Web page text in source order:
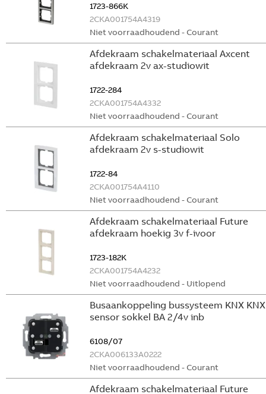
1723-866K
2CKA001754A4319
Niet voorraadhoudend - Courant
Afdekraam schakelmateriaal Axcent
afdekraam 2v ax-studiowit
1722-284
2CKA001754A4332
Niet voorraadhoudend - Courant
Afdekraam schakelmateriaal Solo
afdekraam 2v s-studiowit
1722-84
2CKA001754A4110
Niet voorraadhoudend - Courant
Afdekraam schakelmateriaal Future
afdekraam hoekig 3v f-ivoor
1723-182K
2CKA001754A4232
Niet voorraadhoudend - Uitlopend
Busaankoppeling bussysteem KNX KNX
sensor sokkel BA 2/4v inb
6108/07
2CKA006133A0222
Niet voorraadhoudend - Courant
Afdekraam schakelmateriaal Future